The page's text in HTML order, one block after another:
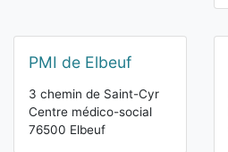
PMI de Elbeuf
3 chemin de Saint-Cyr
Centre médico-social
76500 Elbeuf